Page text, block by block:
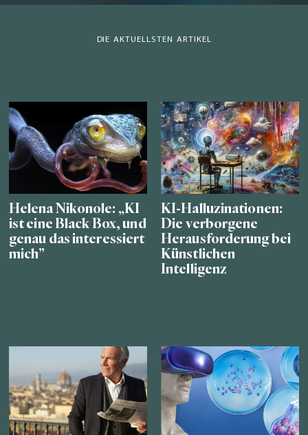
DIE AKTUELLSTEN ARTIKEL
Helena Nikonole: „KI
ist eine Black Box, und
genau das interessiert
mich”
KI-Halluzinationen:
Die verborgene
Herausforderung bei
Künstlichen
Intelligenz